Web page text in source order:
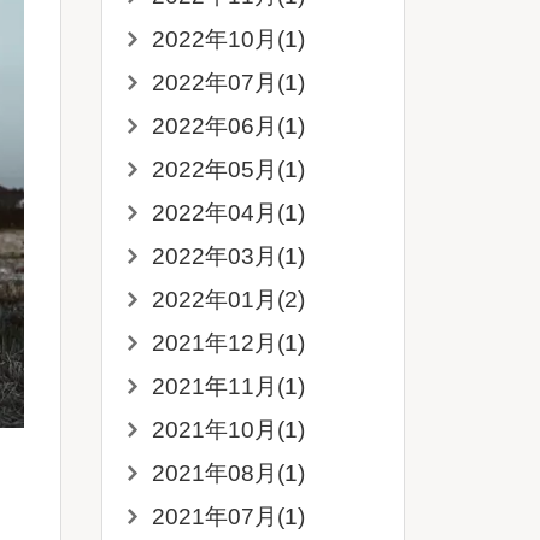
2022年10月(1)
2022年07月(1)
2022年06月(1)
2022年05月(1)
2022年04月(1)
2022年03月(1)
2022年01月(2)
2021年12月(1)
2021年11月(1)
2021年10月(1)
2021年08月(1)
2021年07月(1)